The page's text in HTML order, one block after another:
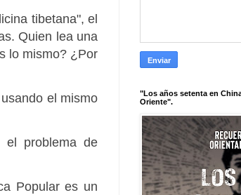
tibetana", el
Quien lea una
lo mismo? ¿Por
el mismo
el problema de
Popular es un
"Los años setenta en
Oriente".